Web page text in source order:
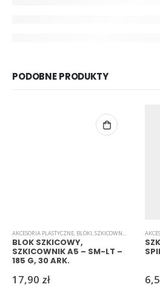
PODOBNE PRODUKTY
AKCESORIA PLASTYCZNE, BLOKI,SZKICOWNIKI
BLOK SZKICOWY,
SZKICOWNIK A5 – SM-LT –
185 G, 30 ARK.
17,90 zł